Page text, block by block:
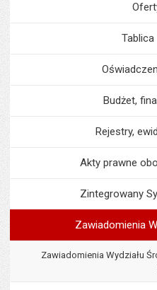
Tablica
Budżet,
Rejestry,
Akty prawne
Zintegrowany
Zawiadomienia
Zawiadomienia Wydziału